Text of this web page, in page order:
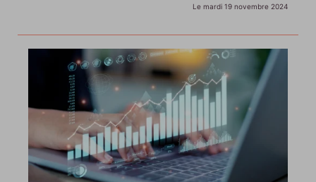
Le mardi 19 novembre 2024